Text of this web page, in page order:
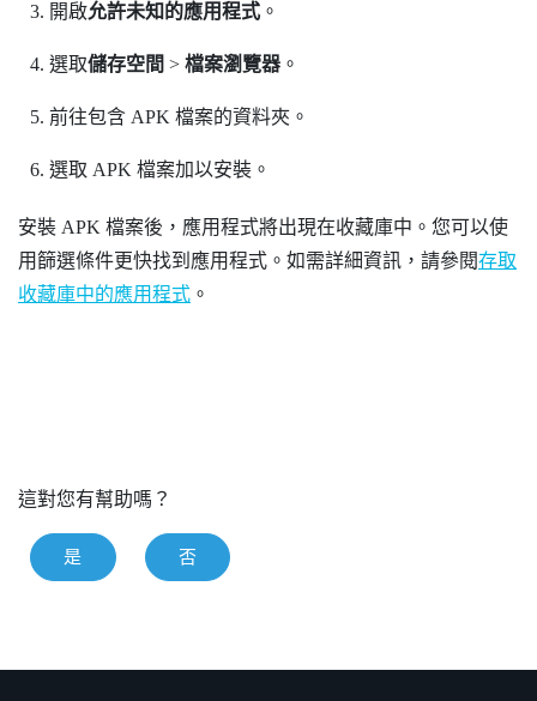
開啟允許未知的應用程式。
選取儲存空間 > 檔案瀏覽器。
前往包含 APK 檔案的資料夾。
選取 APK 檔案加以安裝。
安裝 APK 檔案後，應用程式將出現在收藏庫中。您可以使
用篩選條件更快找到應用程式。如需詳細資訊，請參閱存取
收藏庫中的應用程式 。
這對您有幫助嗎？
是 否